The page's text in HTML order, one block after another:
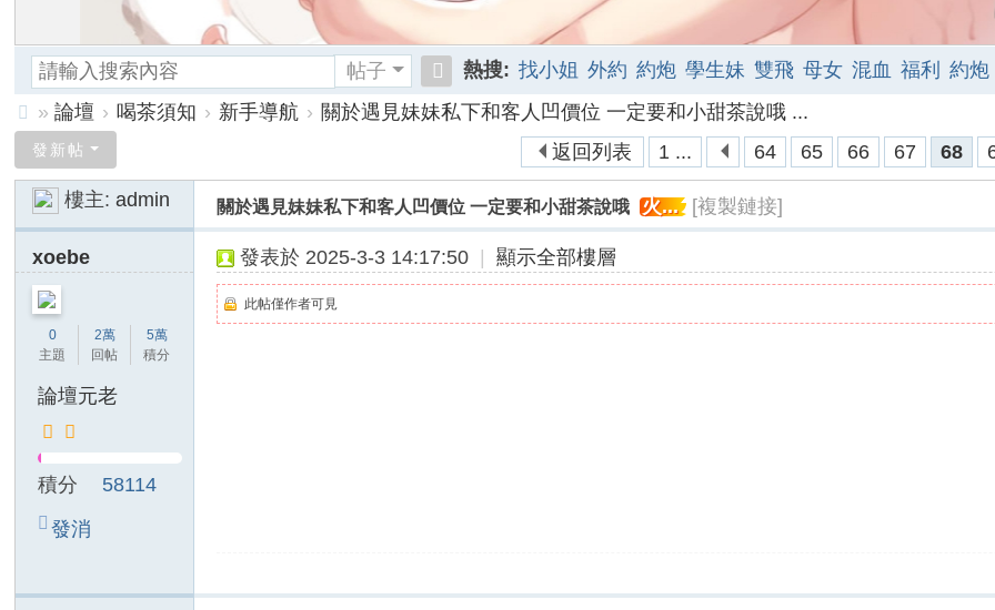
帖子
搜
熱搜: 找小姐 外約 約炮 學生妹 雙飛 母女 混血 福利 約炮
交友 資源 A片 老司機 台灣
灣
茶
8
» 論壇 › 喝茶須知 › 新手導航 › 關於遇見妹妹私下和客人凹價位 一定要和小甜茶說哦 ...
1 ...
64 65 66 67 68
返回列表
發新帖
樓主:admin 關於遇見妹妹私下和客人凹價位 一定要和小甜茶說哦 火... [複製鏈接]
xoebe
0
主題
2萬
回帖
5萬
積分
論壇元老
積分
58114
發消
發表於 2025-3-3 14:17:50 顯示全部樓層
此帖僅作者可見